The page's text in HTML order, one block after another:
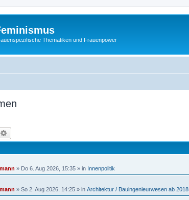
Thematiken und Frauenpower
» Do 6. Aug 2026, 15:35 » in Innenpolitik
» So 2. Aug 2026, 14:25 » in Architektur / Bauingenieurwesen ab 2018